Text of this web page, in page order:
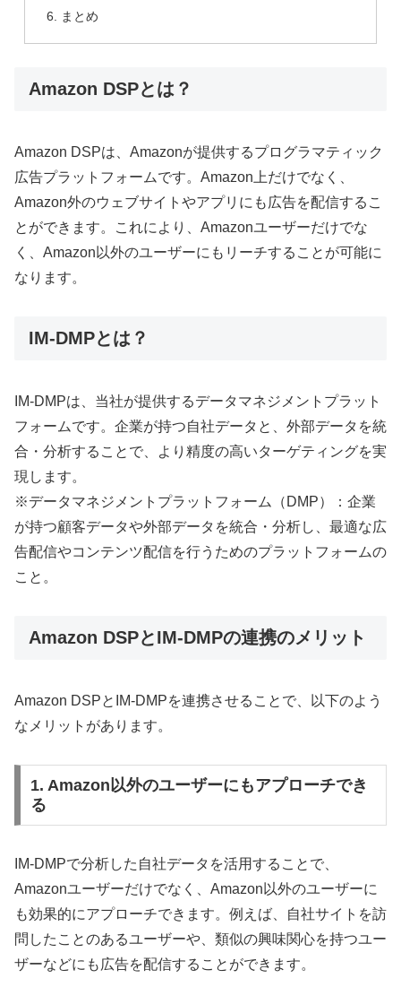
まとめ
Amazon DSPとは？
Amazon DSPは、Amazonが提供するプログラマティック
広告プラットフォームです。Amazon上だけでなく、
Amazon外のウェブサイトやアプリにも広告を配信するこ
とができます。これにより、Amazonユーザーだけでな
く、Amazon以外のユーザーにもリーチすることが可能に
なります。
IM-DMPとは？
IM-DMPは、当社が提供するデータマネジメントプラット
フォームです。企業が持つ自社データと、外部データを統
合・分析することで、より精度の高いターゲティングを実
現します。
※データマネジメントプラットフォーム（DMP）：企業
が持つ顧客データや外部データを統合・分析し、最適な広
告配信やコンテンツ配信を行うためのプラットフォームの
こと。
Amazon DSPとIM-DMPの連携のメリット
Amazon DSPとIM-DMPを連携させることで、以下のよう
なメリットがあります。
1. Amazon以外のユーザーにもアプローチでき
る
IM-DMPで分析した自社データを活用することで、
Amazonユーザーだけでなく、Amazon以外のユーザーに
も効果的にアプローチできます。例えば、自社サイトを訪
問したことのあるユーザーや、類似の興味関心を持つユー
ザーなどにも広告を配信することができます。